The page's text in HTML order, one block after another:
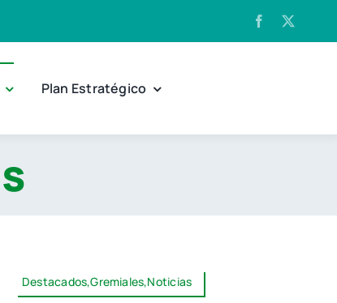
Plan Estratégico
Destacados,Gremiales,Noticias